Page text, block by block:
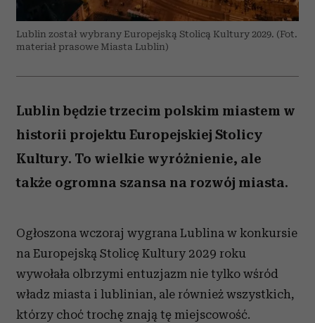
Lublin został wybrany Europejską Stolicą Kultury 2029. (Fot.
materiał prasowe Miasta Lublin)
Lublin będzie trzecim polskim miastem w
historii projektu Europejskiej Stolicy
Kultury. To wielkie wyróżnienie, ale
także ogromna szansa na rozwój miasta.
Ogłoszona wczoraj wygrana Lublina w konkursie
na Europejską Stolicę Kultury 2029 roku
wywołała olbrzymi entuzjazm nie tylko wśród
władz miasta i lublinian, ale również wszystkich,
którzy choć trochę znają tę miejscowość.